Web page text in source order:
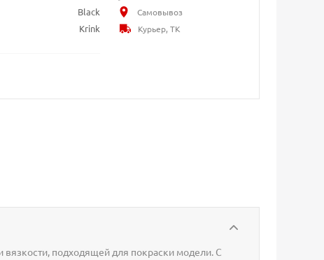
Black
Krink
Самовывоз
Курьер, ТК
вязкости, подходящей для покраски модели. С